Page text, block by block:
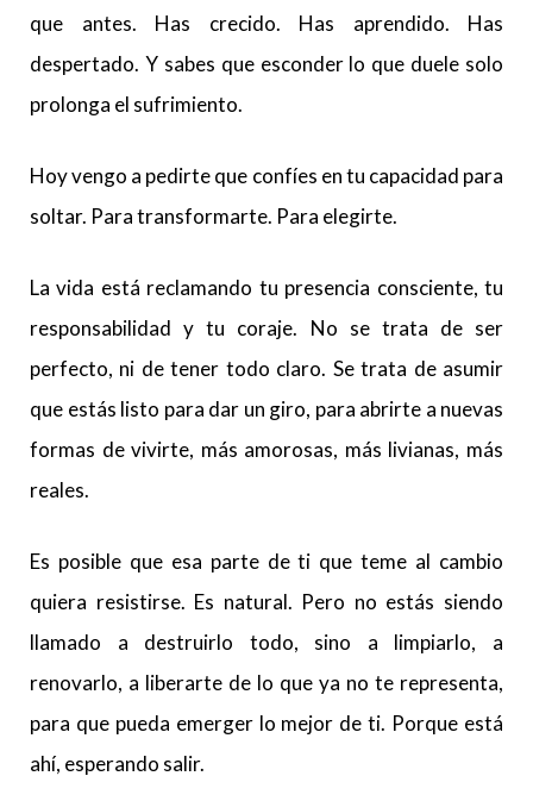
que antes. Has crecido. Has aprendido. Has
despertado. Y sabes que esconder lo que duele solo
prolonga el sufrimiento.
Hoy vengo a pedirte que confíes en tu capacidad para
soltar. Para transformarte. Para elegirte.
La vida está reclamando tu presencia consciente, tu
responsabilidad y tu coraje. No se trata de ser
perfecto, ni de tener todo claro. Se trata de asumir
que estás listo para dar un giro, para abrirte a nuevas
formas de vivirte, más amorosas, más livianas, más
reales.
Es posible que esa parte de ti que teme al cambio
quiera resistirse. Es natural. Pero no estás siendo
llamado a destruirlo todo, sino a limpiarlo, a
renovarlo, a liberarte de lo que ya no te representa,
para que pueda emerger lo mejor de ti. Porque está
ahí, esperando salir.